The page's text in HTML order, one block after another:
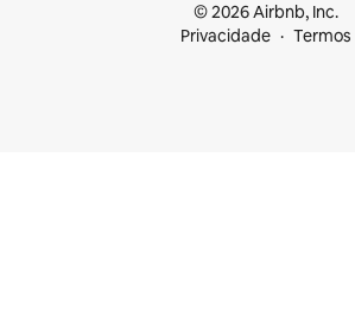
© 2026 Airbnb, Inc.
Privacidade
Termos